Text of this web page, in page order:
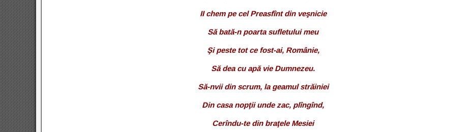
II chem pe cel Preasfînt din veşnicie
Să bată-n poarta sufletului meu
Şi peste tot ce fost-ai, Românie,
Să dea cu apă vie Dumnezeu.
Să-nvii din scrum, la geamul străiniei
Din casa nopţii unde zac, plîngînd,
Cerîndu-te din braţele Mesiei